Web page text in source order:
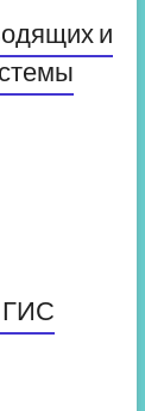
и
ГИС